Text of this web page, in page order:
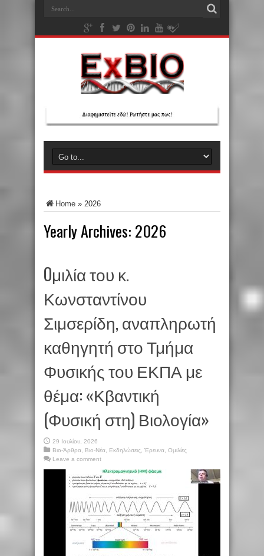
Home » 2026
Yearly Archives: 2026
Oμιλία του κ.
Κωνσταντίνου
Σιμσερίδη, αναπληρωτή
καθηγητή στο Τμήμα
Φυσικής του ΕΚΠΑ με
θέμα: «Κβαντική
(Φυσική στη) Βιολογία»
29 Ιουλίου, 2026
Βιο-Άρθρα
Βιο-Νέα Εκδηλώσεις Έρευνα Ομιλίες
Leave a comment